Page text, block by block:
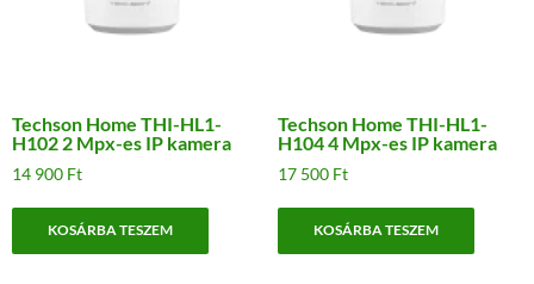
Techson Home THI-HL1-
H102 2 Mpx-es IP kamera
14 900 Ft
KOSÁRBA TESZEM
Techson Home THI-HL1-
H104 4 Mpx-es IP kamera
17 500 Ft
KOSÁRBA TESZEM